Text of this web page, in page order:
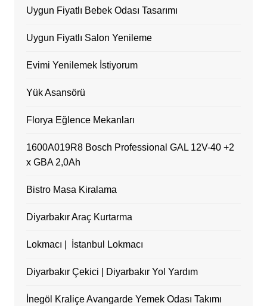
Uygun Fiyatlı Bebek Odası Tasarımı
Uygun Fiyatlı Salon Yenileme
Evimi Yenilemek İstiyorum
Yük Asansörü
Florya Eğlence Mekanları
1600A019R8 Bosch Professional GAL 12V-40 +2
x GBA 2,0Ah
Bistro Masa Kiralama
Diyarbakır Araç Kurtarma
Lokmacı | İstanbul Lokmacı
Diyarbakır Çekici | Diyarbakır Yol Yardım
İnegöl Kraliçe Avangarde Yemek Odası Takımı